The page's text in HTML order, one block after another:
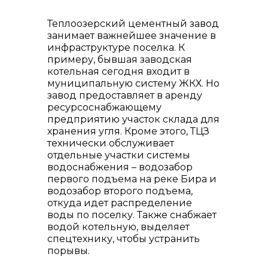
Теплоозерский цементный завод
занимает важнейшее значение в
инфраструктуре поселка. К
примеру, бывшая заводская
котельная сегодня входит в
муниципальную систему ЖКХ. Но
завод предоставляет в аренду
ресурсоснабжающему
предприятию участок склада для
хранения угля. Кроме этого, ТЦЗ
технически обслуживает
отдельные участки системы
водоснабжения – водозабор
первого подъема на реке Бира и
водозабор второго подъема,
откуда идет распределение
воды по поселку. Также снабжает
водой котельную, выделяет
спецтехнику, чтобы устранить
порывы.